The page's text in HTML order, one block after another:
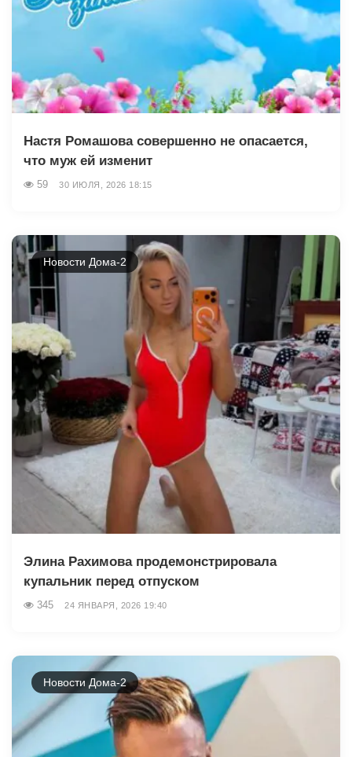
Настя Ромашова совершенно не опасается,
что муж ей изменит
59 30 ИЮЛЯ, 2026 18:15
Новости Дома-2
Элина Рахимова продемонстрировала
купальник перед отпуском
345 24 ЯНВАРЯ, 2026 19:40
Новости Дома-2